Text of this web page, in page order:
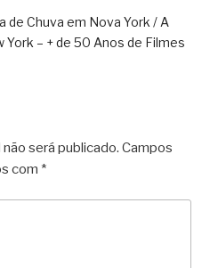
de Chuva em Nova York / A
York – + de 50 Anos de Filmes
será publicado. Campos
com *